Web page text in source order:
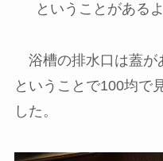
ということがある
浴槽の排水口は蓋が
ということで100均で
した。